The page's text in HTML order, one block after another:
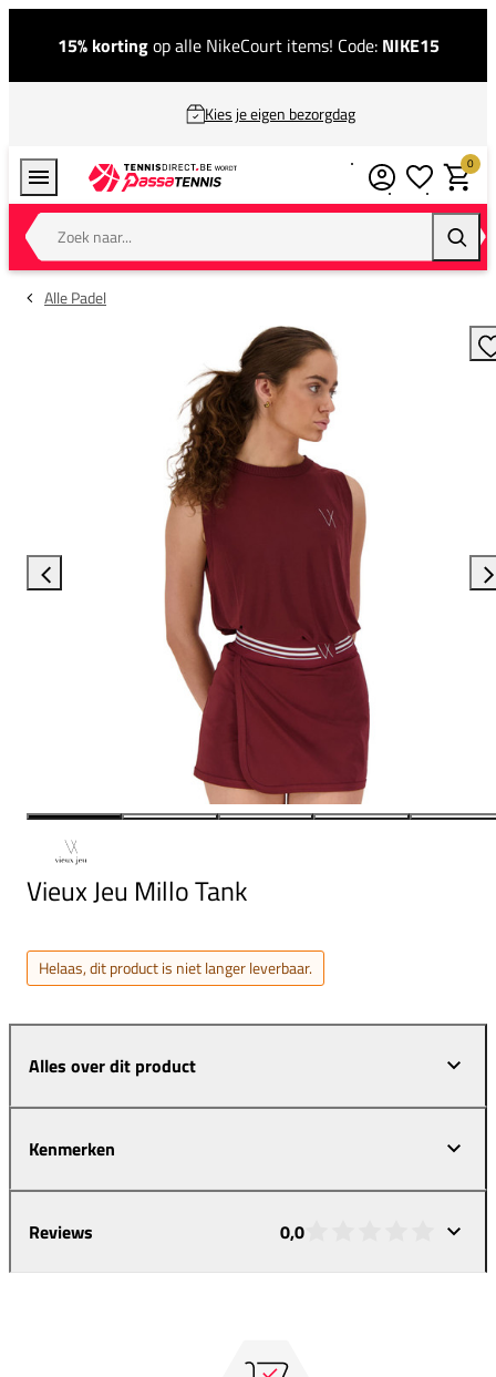
15% kortingop alle NikeCourt items! Code: NIKE15
Kies je eigen bezorgdag
Zoek naar...
0
Alle Padel
Vieux Jeu Millo Tank
Helaas, dit product is niet langer leverbaar.
Alles over dit product
Kenmerken
Reviews 0,0